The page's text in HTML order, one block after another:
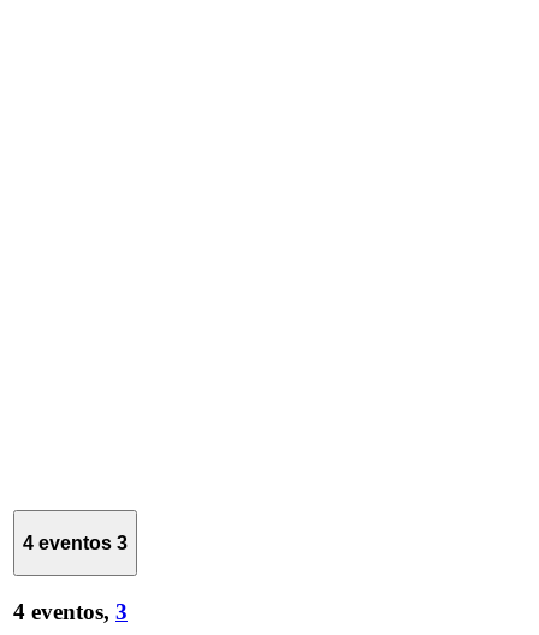
4 eventos 3
4 eventos, 3